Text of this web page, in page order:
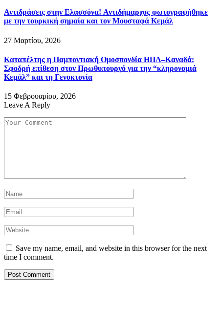
Αντιδράσεις στην Ελασσόνα! Αντιδήμαρχος φωτογραφήθηκε
με την τουρκική σημαία και τον Μουσταφά Κεμάλ
27 Μαρτίου, 2026
Καταπέλτης η Παμποντιακή Ομοσπονδία ΗΠΑ–Καναδά:
Σφοδρή επίθεση στον Πρωθυπουργό για την “κληρονομιά
Κεμάλ” και τη Γενοκτονία
15 Φεβρουαρίου, 2026
Leave A Reply
Save my name, email, and website in this browser for the next
time I comment.